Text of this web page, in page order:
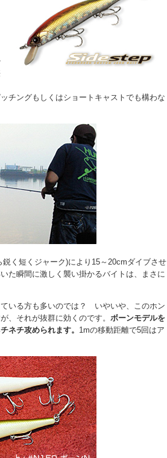
チングもしくはショートキャストでも構わな
く短くジャーク)により15～20cmダイブさせ
た瞬間に激しく襲い掛かるバイトは、まさに
ている方も多いのでは？ いやいや、このホン
、それが抜群に効くのです。 ボーンモデルを
ネチ攻められます。 1mの移動距離で5回はア